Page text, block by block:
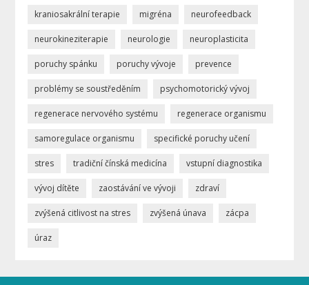
kraniosakrální terapie migréna neurofeedback
neurokineziterapie neurologie neuroplasticita
poruchy spánku poruchy vývoje prevence
problémy se soustředěním psychomotorický vývoj
regenerace nervového systému regenerace organismu
samoregulace organismu specifické poruchy učení
stres tradiční čínská medicína vstupní diagnostika
vývoj dítěte zaostávání ve vývoji zdraví
zvýšená citlivost na stres zvýšená únava zácpa
úraz